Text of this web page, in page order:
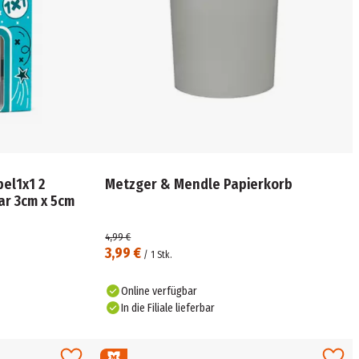
2
3cm x 5cm
Metzger & Mendle Papierkorb
3,99 € / 1 Stk.
4,99 €
Online verfügbar
In die Filiale lieferbar